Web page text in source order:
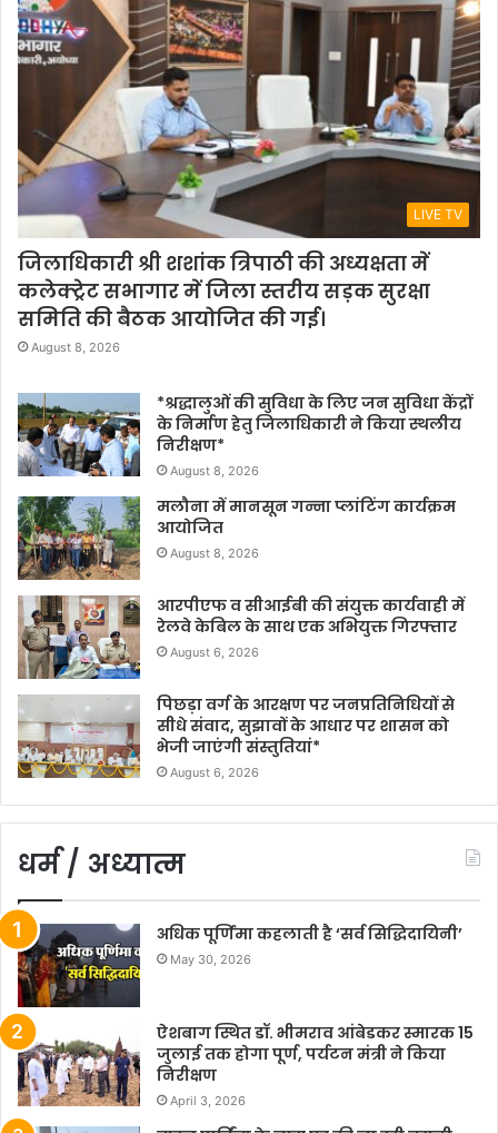
LIVE TV
जिलाधिकारी श्री शशांक त्रिपाठी की अध्यक्षता में
कलेक्ट्रेट सभागार में जिला स्तरीय सड़क सुरक्षा
समिति की बैठक आयोजित की गई।
August 8, 2026
*श्रद्धालुओं की सुविधा के लिए जन सुविधा केंद्रों
के निर्माण हेतु जिलाधिकारी ने किया स्थलीय
निरीक्षण*
August 8, 2026
मलौना में मानसून गन्ना प्लांटिंग कार्यक्रम
आयोजित
August 8, 2026
आरपीएफ व सीआईबी की संयुक्त कार्यवाही में
रेलवे केबिल के साथ एक अभियुक्त गिरफ्तार
August 6, 2026
पिछड़ा वर्ग के आरक्षण पर जनप्रतिनिधियों से
सीधे संवाद, सुझावों के आधार पर शासन को
भेजी जाएंगी संस्तुतियां*
August 6, 2026
धर्म / अध्यात्म
अधिक पूर्णिमा कहलाती है ‘सर्व सिद्धिदायिनी’
May 30, 2026
ऐशबाग स्थित डॉ. भीमराव आंबेडकर स्मारक 15
जुलाई तक होगा पूर्ण, पर्यटन मंत्री ने किया
निरीक्षण
April 3, 2026